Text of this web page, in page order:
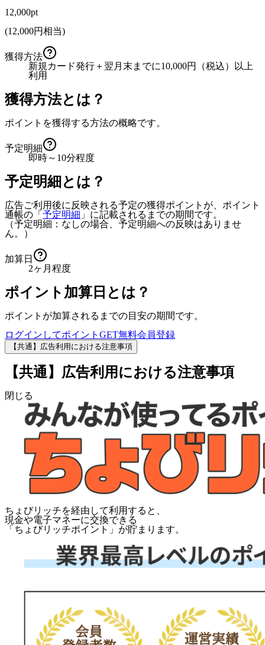
12,000pt
(12,000円相当)
獲得方法
新規カード発行＋翌月末までに10,000円（税込）以上
利用
獲得方法とは？
ポイントを獲得する方法の概略です。
予定明細
即時～10分程度
予定明細とは？
広告ご利用後に反映される予定の獲得ポイントが、ポイント
通帳の「 予定明細 」に記載されるまでの期間です。
（予定明細：なしの場合、予定明細への反映はありませ
ん。）
加算日
2ヶ月程度
ポイント加算日とは？
ポイントが加算されるまでの目安の期間です。
ログインしてポイントGET無料会員登録
【共通】広告利用における注意事項
【共通】広告利用における注意事項
閉じる
ちょびリッチを経由して利用すると、
現金や電子マネーに交換できる
「 ちょびリッチポイント 」が貯まります。